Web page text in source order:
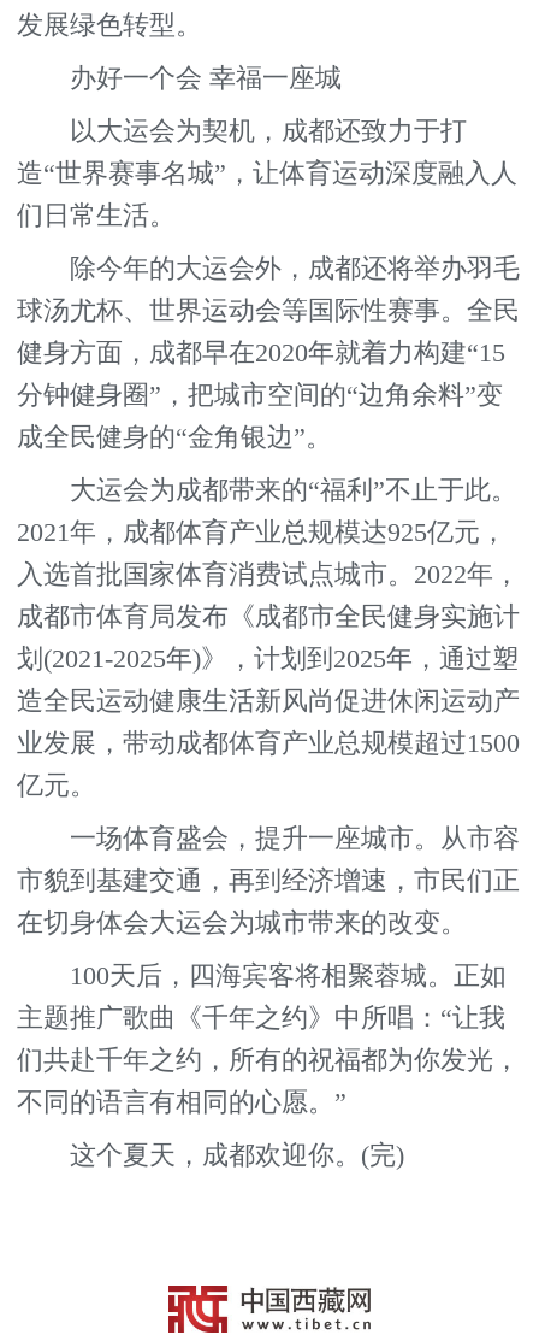
发展绿色转型。
办好一个会 幸福一座城
以大运会为契机，成都还致力于打
造“世界赛事名城”，让体育运动深度融入人
们日常生活。
除今年的大运会外，成都还将举办羽毛
球汤尤杯、世界运动会等国际性赛事。全民
健身方面，成都早在2020年就着力构建“15
分钟健身圈”，把城市空间的“边角余料”变
成全民健身的“金角银边”。
大运会为成都带来的“福利”不止于此。
2021年，成都体育产业总规模达925亿元，
入选首批国家体育消费试点城市。2022年，
成都市体育局发布《成都市全民健身实施计
划(2021-2025年)》，计划到2025年，通过塑
造全民运动健康生活新风尚促进休闲运动产
业发展，带动成都体育产业总规模超过1500
亿元。
一场体育盛会，提升一座城市。从市容
市貌到基建交通，再到经济增速，市民们正
在切身体会大运会为城市带来的改变。
100天后，四海宾客将相聚蓉城。正如
主题推广歌曲《千年之约》中所唱：“让我
们共赴千年之约，所有的祝福都为你发光，
不同的语言有相同的心愿。”
这个夏天，成都欢迎你。(完)